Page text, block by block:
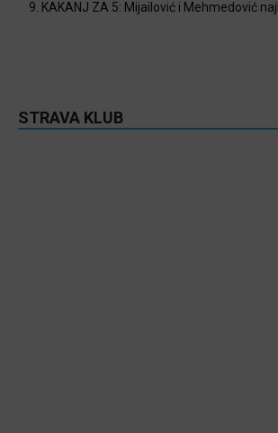
9. KAKANJ ZA 5: Mijailović i Mehmedović
STRAVA KLUB